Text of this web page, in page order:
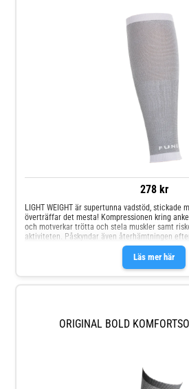
278 kr
Läs mer här
LIGHT WEIGHT är supertunna vadstöd, stickade
överträffar det mesta! Kompressionen kring
och motverkar trötta och stela muskler samt
aktiviteten. Påskyndar även återhämtningen
ORIGINAL BOLD